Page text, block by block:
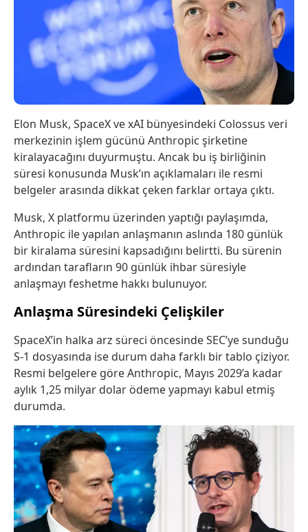
Elon Musk, SpaceX ve xAI bünyesindeki Colossus veri
merkezinin işlem gücünü Anthropic şirketine
kiralayacağını duyurmuştu. Ancak bu iş birliğinin
süresi konusunda Musk’ın açıklamaları ile resmi
belgeler arasında dikkat çeken farklar ortaya çıktı.
Musk, X platformu üzerinden yaptığı paylaşımda,
Anthropic ile yapılan anlaşmanın aslında 180 günlük
bir kiralama süresini kapsadığını belirtti. Bu sürenin
ardından tarafların 90 günlük ihbar süresiyle
anlaşmayı feshetme hakkı bulunuyor.
Anlaşma Süresindeki Çelişkiler
SpaceX’in halka arz süreci öncesinde SEC’ye sunduğu
S-1 dosyasında ise durum daha farklı bir tablo çiziyor.
Resmi belgelere göre Anthropic, Mayıs 2029’a kadar
aylık 1,25 milyar dolar ödeme yapmayı kabul etmiş
durumda.